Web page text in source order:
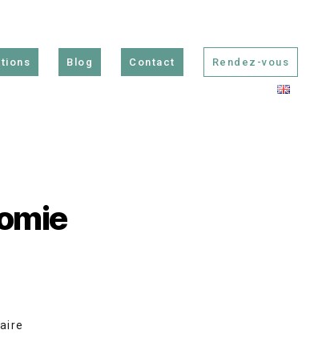
Blog Contact Rendez-vous